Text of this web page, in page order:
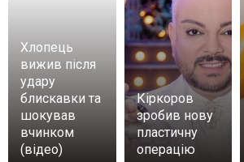
Хлопець
вижив після
удару
блискавки та
шокував
вчинком
(відео)
Кіркоров
зробив нову
пластичну
операцію